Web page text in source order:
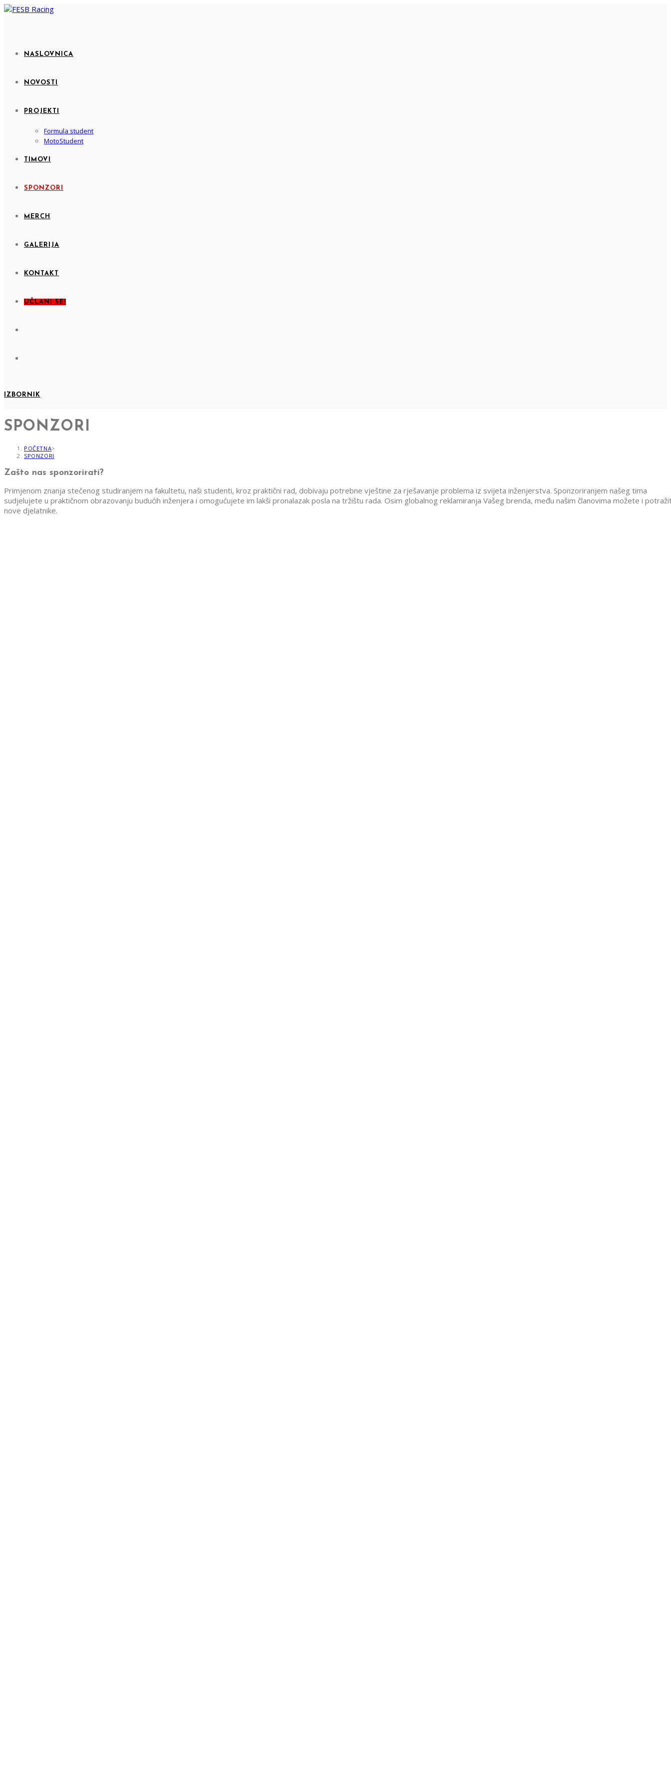
NASLOVNICA
NOVOSTI
PROJEKTI
Formula student
MotoStudent
TIMOVI
SPONZORI
MERCH
GALERIJA
KONTAKT
UČLANI SE!
IZBORNIK
SPONZORI
POČETNA>
SPONZORI
Zašto nas sponzorirati?
Primjenom znanja stečenog studiranjem na fakultetu, naši studenti, kroz praktični rad, dobivaju potrebne vještine za rješavanje problema iz svijeta inženjerstva. Sponzoriranjem našeg tima
sudjelujete u praktičnom obrazovanju budućih inženjera i omogućujete im lakši pronalazak posla na tržištu rada. Osim globalnog reklamiranja Vašeg brenda, među našim članovima možete i
nove djelatnike.